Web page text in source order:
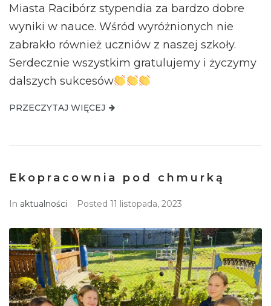
Miasta Racibórz stypendia za bardzo dobre
wyniki w nauce. Wśród wyróżnionych nie
zabrakło również uczniów z naszej szkoły.
Serdecznie wszystkim gratulujemy i życzymy
dalszych sukcesów
PRZECZYTAJ WIĘCEJ
Ekopracownia pod chmurką
In aktualności Posted 11 listopada, 2023